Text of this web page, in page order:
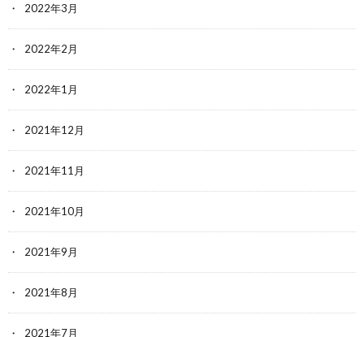
2022年3月
2022年2月
2022年1月
2021年12月
2021年11月
2021年10月
2021年9月
2021年8月
2021年7月